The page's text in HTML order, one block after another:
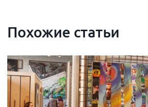
Похожие статьи